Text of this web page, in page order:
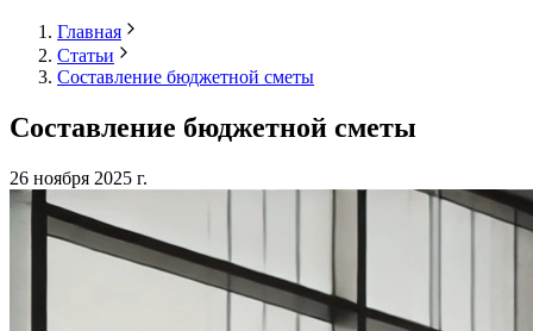
Главная
Статьи
Составление бюджетной сметы
Составление бюджетной сметы
26 ноября 2025 г.